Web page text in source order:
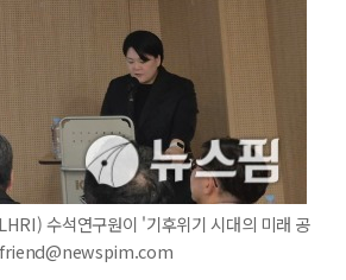
수석연구원이 '기후위기 시대의 미래 공